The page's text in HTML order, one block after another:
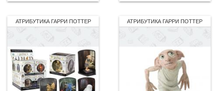
АТРИБУТИКА ГАРРИ ПОТТЕР АТРИБУТИКА ГАРРИ ПОТТЕР